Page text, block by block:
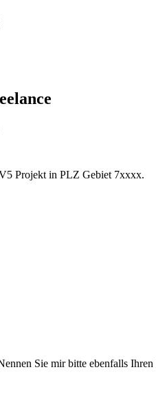
Projekt in PLZ Gebiet 7xxxx.
Sie mir bitte ebenfalls